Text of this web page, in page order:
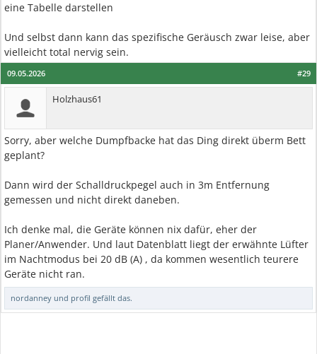
eine Tabelle darstellen
Und selbst dann kann das spezifische Geräusch zwar leise, aber
vielleicht total nervig sein.
#29
09.05.2026
Holzhaus61
Sorry, aber welche Dumpfbacke hat das Ding direkt überm Bett
geplant?
Dann wird der Schalldruckpegel auch in 3m Entfernung
gemessen und nicht direkt daneben.
Ich denke mal, die Geräte können nix dafür, eher der
Planer/Anwender. Und laut Datenblatt liegt der erwähnte Lüfter
im Nachtmodus bei 20 dB (A) , da kommen wesentlich teurere
Geräte nicht ran.
nordanney und profil gefällt das.